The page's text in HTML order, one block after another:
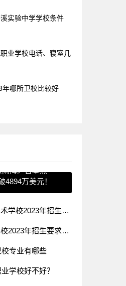
实验中学学校条件
业学校电话、寝室几
年哪所卫校比较好
海》日本热
4894万美元！
2023年招生录取分数线
年招生要求有哪些
专业有哪些
学校好不好？